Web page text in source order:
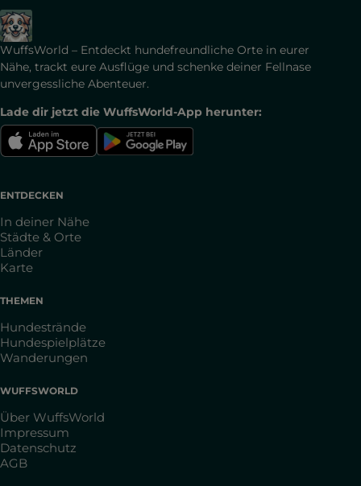
WuffsWorld – Entdeckt hundefreundliche Orte in eurer
Nähe, trackt eure Ausflüge und schenke deiner Fellnase
unvergessliche Abenteuer.
Lade dir jetzt die WuffsWorld-App herunter:
ENTDECKEN
In deiner Nähe
Städte & Orte
Länder
Karte
THEMEN
Hundestrände
Hundespielplätze
Wanderungen
WUFFSWORLD
Über WuffsWorld
Impressum
Datenschutz
AGB